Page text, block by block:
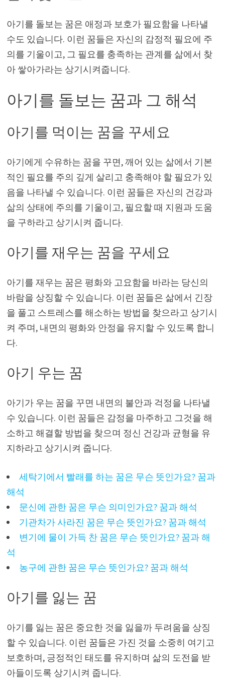
아기를 돌보는 꿈은 애정과 보호가 필요함을 나타낼
수도 있습니다. 이런 꿈들은 자신의 감정적 필요에 주
의를 기울이고, 그 필요를 충족하는 관계를 삶에서 찾
아 쌓아가라는 상기시켜줍니다.
아기를 돌보는 꿈과 그 해석
아기를 먹이는 꿈을 꾸세요
아기에게 수유하는 꿈을 꾸면, 깨어 있는 삶에서 기본
적인 필요를 주의 깊게 살리고 충족해야 할 필요가 있
음을 나타낼 수 있습니다. 이런 꿈들은 자신의 건강과
삶의 상태에 주의를 기울이고, 필요할 때 지원과 도움
을 구하라고 상기시켜 줍니다.
아기를 재우는 꿈을 꾸세요
아기를 재우는 꿈은 평화와 고요함을 바라는 당신의
바람을 상징할 수 있습니다. 이런 꿈들은 삶에서 긴장
을 풀고 스트레스를 해소하는 방법을 찾으라고 상기시
켜 주며, 내면의 평화와 안정을 유지할 수 있도록 합니
다.
아기 우는 꿈
아기가 우는 꿈을 꾸면 내면의 불안과 걱정을 나타낼
수 있습니다. 이런 꿈들은 감정을 마주하고 그것을 해
소하고 해결할 방법을 찾으며 정신 건강과 균형을 유
지하라고 상기시켜 줍니다.
세탁기에서 빨래를 하는 꿈은 무슨 뜻인가요? 꿈과
해석
문신에 관한 꿈은 무슨 의미인가요? 꿈과 해석
기관차가 사라진 꿈은 무슨 뜻인가요? 꿈과 해석
변기에 물이 가득 찬 꿈은 무슨 뜻인가요? 꿈과 해
석
농구에 관한 꿈은 무슨 뜻인가요? 꿈과 해석
아기를 잃는 꿈
아기를 잃는 꿈은 중요한 것을 잃을까 두려움을 상징
할 수 있습니다. 이런 꿈들은 가진 것을 소중히 여기고
보호하며, 긍정적인 태도를 유지하며 삶의 도전을 받
아들이도록 상기시켜 줍니다.